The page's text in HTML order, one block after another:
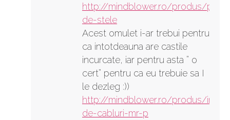
http://mindblower.ro/produs/
de-stele
Acest omulet i-ar trebui pentru
ca intotdeauna are castile
incurcate, iar pentru asta ” o
cert” pentru ca eu trebuie sa I
le dezleg :))
http://mindblower.ro/produs/
de-cabluri-mr-p